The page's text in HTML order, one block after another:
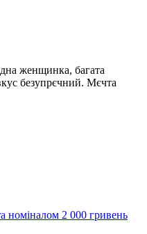
женщинка, багата
безупрєчний. Мєчта
номіналом 2 000 гривень